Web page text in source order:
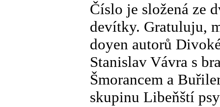
Číslo je složená ze
devítky. Gratuluju,
doyen autorů
Stanislav Vávra s
Šmorancem a
skupinu Libeňští